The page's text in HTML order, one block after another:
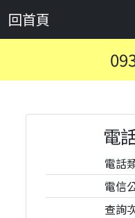
回首頁
電
電話
電信
查詢